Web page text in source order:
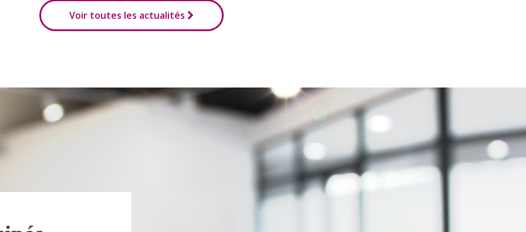
Voir toutes les actualités